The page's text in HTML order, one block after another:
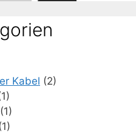
Kabel (2)
(1)